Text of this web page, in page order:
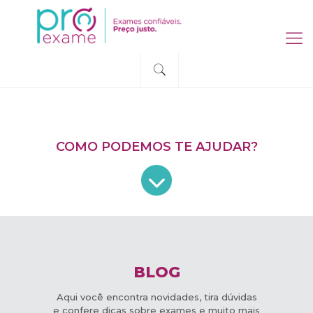
COMO PODEMOS TE AJUDAR?
BLOG
Aqui você encontra novidades, tira dúvidas
e confere dicas sobre exames e muito mais